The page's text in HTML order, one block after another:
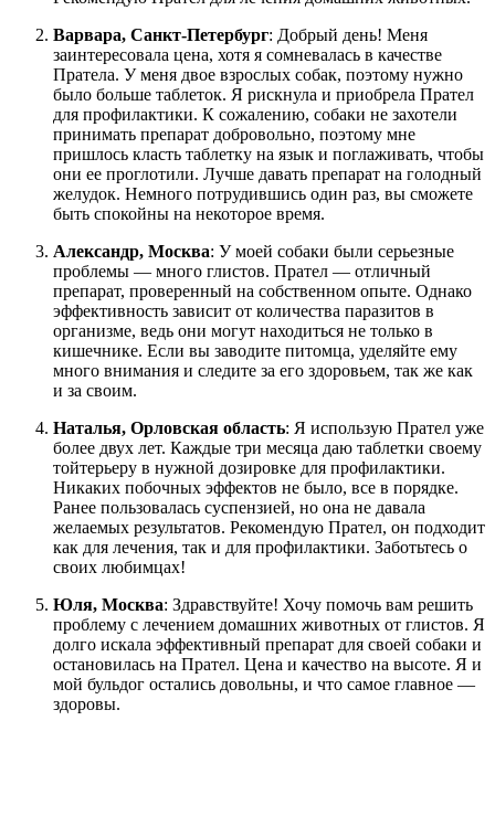
Варвара, Санкт-Петербург: Добрый день! Меня
заинтересовала цена, хотя я сомневалась в качестве
Пратела. У меня двое взрослых собак, поэтому нужно
было больше таблеток. Я рискнула и приобрела Прател
для профилактики. К сожалению, собаки не захотели
принимать препарат добровольно, поэтому мне
пришлось класть таблетку на язык и поглаживать, чтобы
они ее проглотили. Лучше давать препарат на голодный
желудок. Немного потрудившись один раз, вы сможете
быть спокойны на некоторое время.
Александр, Москва: У моей собаки были серьезные
проблемы — много глистов. Прател — отличный
препарат, проверенный на собственном опыте. Однако
эффективность зависит от количества паразитов в
организме, ведь они могут находиться не только в
кишечнике. Если вы заводите питомца, уделяйте ему
много внимания и следите за его здоровьем, так же как
и за своим.
Наталья, Орловская область: Я использую Прател уже
более двух лет. Каждые три месяца даю таблетки своему
тойтерьеру в нужной дозировке для профилактики.
Никаких побочных эффектов не было, все в порядке.
Ранее пользовалась суспензией, но она не давала
желаемых результатов. Рекомендую Прател, он подходит
как для лечения, так и для профилактики. Заботьтесь о
своих любимцах!
Юля, Москва: Здравствуйте! Хочу помочь вам решить
проблему с лечением домашних животных от глистов. Я
долго искала эффективный препарат для своей собаки и
остановилась на Прател. Цена и качество на высоте. Я и
мой бульдог остались довольны, и что самое главное —
здоровы.